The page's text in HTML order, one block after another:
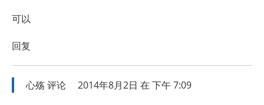
可以
回复
心殇评论 2014年8月2日 在 下午 7:09